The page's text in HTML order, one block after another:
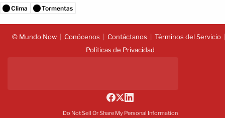
Clima Tormentas
© Mundo Now Conócenos Contáctanos
Términos del Servicio
Políticas de Privacidad
Do Not Sell Or Share My Personal Information